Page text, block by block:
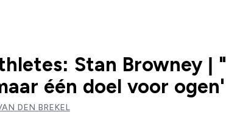
Stan Browney |
één doel voor ogen'
DEN BREKEL